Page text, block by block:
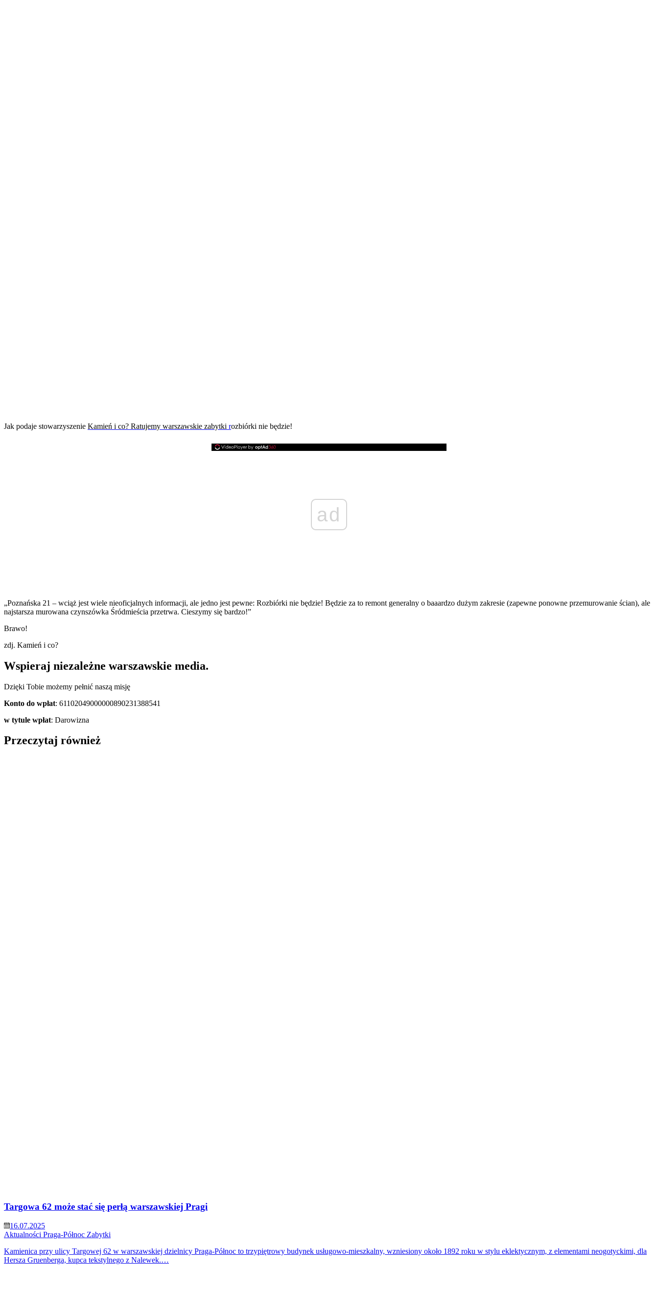
Jak podaje stowarzyszenie Kamień i co? Ratujemy warszawskie zabytki rozbiórki nie będzie!
ad
„Poznańska 21 – wciąż jest wiele nieoficjalnych informacji, ale jedno jest pewne: Rozbiórki nie będzie! Będzie za to remont generalny o baaardzo dużym zakresie (zapewne ponowne przemurowanie ścian), ale
najstarsza murowana czynszówka Śródmieścia przetrwa. Cieszymy się bardzo!”
Brawo!
zdj. Kamień i co?
Wspieraj niezależne warszawskie media.
Dzięki Tobie możemy pełnić naszą misję
Konto do wpłat: 61102049000000890231388541
w tytule wpłat: Darowizna
Przeczytaj również
Targowa 62 może stać się perłą warszawskiej Pragi
16.07.2025
Aktualności Praga-Północ Zabytki
Kamienica przy ulicy Targowej 62 w warszawskiej dzielnicy Praga-Północ to trzypiętrowy budynek usługowo-mieszkalny, wzniesiony około 1892 roku w stylu eklektycznym, z elementami neogotyckimi, dla
Hersza Gruenberga, kupca tekstylnego z Nalewek.…